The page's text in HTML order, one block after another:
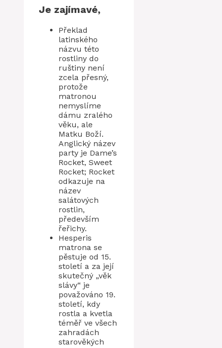
Je zajímavé,
Překlad
latinského
názvu této
rostliny do
ruštiny není
zcela přesný,
protože
matronou
nemyslíme
dámu zralého
věku, ale
Matku Boží.
Anglický název
party je Dame’s
Rocket, Sweet
Rocket; Rocket
odkazuje na
název
salátových
rostlin,
především
řeřichy.
Hesperis
matrona se
pěstuje od 15.
století a za její
skutečný „věk
slávy“ je
považováno 19.
století, kdy
rostla a kvetla
téměř ve všech
zahradách
starověkých